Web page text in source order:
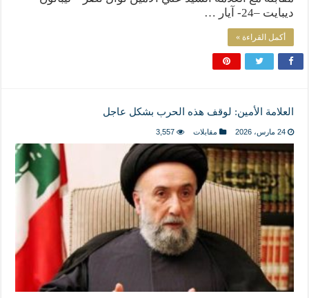
ديبايت –24- آيار …
أكمل القراءة »
العلامة الأمين: لوقف هذه الحرب بشكل عاجل
24 مارس، 2026 مقابلات 3,557